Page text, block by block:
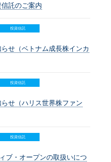
託のご案内
投資信託
せ（ベトナム成長株インカ
投資信託
せ（ハリス世界株ファン
投資信託
ブ・オープンの取扱いにつ